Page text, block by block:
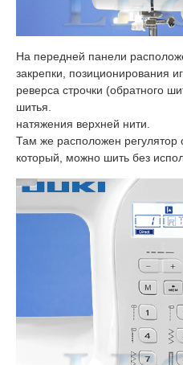
На передней панели
закрепки, позиционирования
реверса строчки (обратного
шитья.
натяжения верхней нити.
Там же расположен регулятор
который, можно шить без